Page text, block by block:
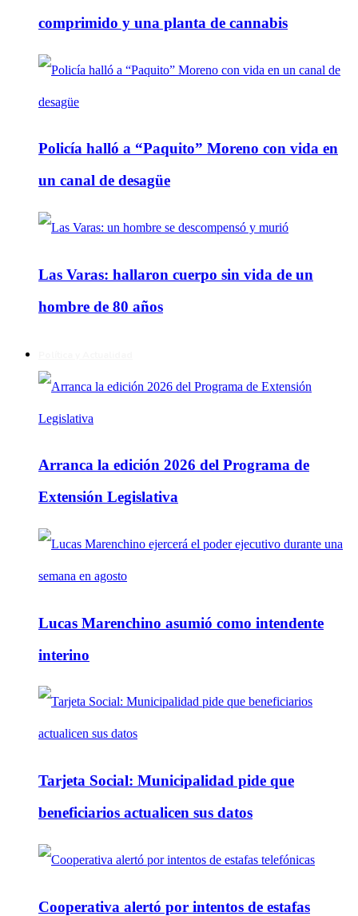
comprimido y una planta de cannabis
Policía halló a “Paquito” Moreno con vida en
un canal de desagüe
Las Varas: hallaron cuerpo sin vida de un
hombre de 80 años
Arranca la edición 2026 del Programa de
Extensión Legislativa
Lucas Marenchino asumió como intendente
interino
Tarjeta Social: Municipalidad pide que
beneficiarios actualicen sus datos
Cooperativa alertó por intentos de estafas